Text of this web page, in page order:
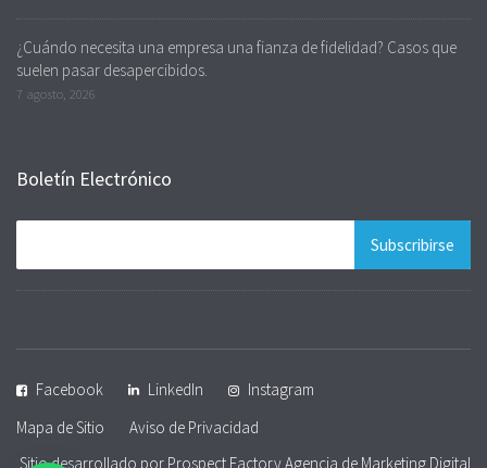
¿Cuándo necesita una empresa una fianza de fidelidad? Casos que
suelen pasar desapercibidos.
7 agosto, 2026
Boletín Electrónico
Facebook LinkedIn
Instagram
Mapa de Sitio
Aviso de Privacidad
Sitio desarrollado por Prospect FactoryAgencia de Marketing Digital